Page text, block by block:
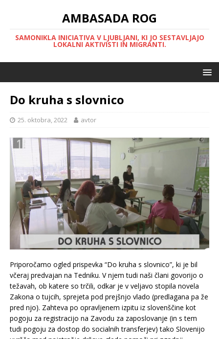
AMBASADA ROG
SAMONIKLA INICIATIVA V LJUBLJANI, KI JO SESTAVLJAJO
LOKALNI AKTIVISTI IN MIGRANTI.
Do kruha s slovnico
25. oktobra, 2022 avtor
Priporočamo ogled prispevka “Do kruha s slovnico”, ki je bil
včeraj predvajan na Tedniku. V njem tudi naši člani govorijo o
težavah, ob katere so trčili, odkar je v veljavo stopila novela
Zakona o tujcih, sprejeta pod prejšnjo vlado (predlagana pa že
pred njo). Zahteva po opravljenem izpitu iz slovenščine kot
pogoju za registracijo na Zavodu za zaposlovanje (in s tem
tudi pogoju za dostop do socialnih transferjev) tako Slovenijo